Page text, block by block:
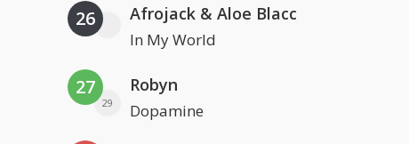
26 Afrojack & Aloe Blacc
In My World
27
29
Robyn
Dopamine